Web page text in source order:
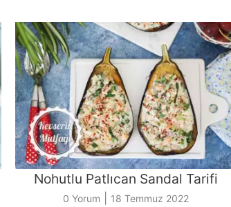
Nohutlu Patlıcan Sandal Tarifi
0 Yorum 18 Temmuz 2022